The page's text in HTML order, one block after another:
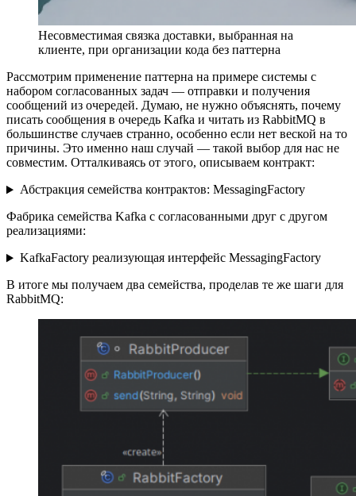
Несовместимая связка доставки, выбранная на
клиенте, при организации кода без паттерна
Рассмотрим применение паттерна на примере системы с
набором согласованных задач — отправки и получения
сообщений из очередей. Думаю, не нужно объяснять, почему
писать сообщения в очередь Kafka и читать из RabbitMQ в
большинстве случаев странно, особенно если нет веской на то
причины. Это именно наш случай — такой выбор для нас не
совместим. Отталкиваясь от этого, описываем контракт:
Абстракция семейства контрактов: MessagingFactory
Фабрика семейства Kafka с согласованными друг с другом
реализациями:
KafkaFactory реализующая интерфейс MessagingFactory
В итоге мы получаем два семейства, проделав те же шаги для
RabbitMQ: